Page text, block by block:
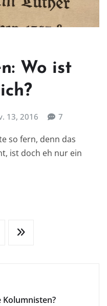
Wo ist
13, 2016 7
so fern, denn das
ist doch eh nur ein
Kolumnisten?